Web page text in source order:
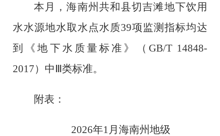
本月，海南州共和县切吉滩地下饮用
水水源地水取水点水质39项监测指标均达
到《地下水质量标准》（GB/T 14848-
2017）中Ⅲ类标准。
附表：
2026年1月海南州地级